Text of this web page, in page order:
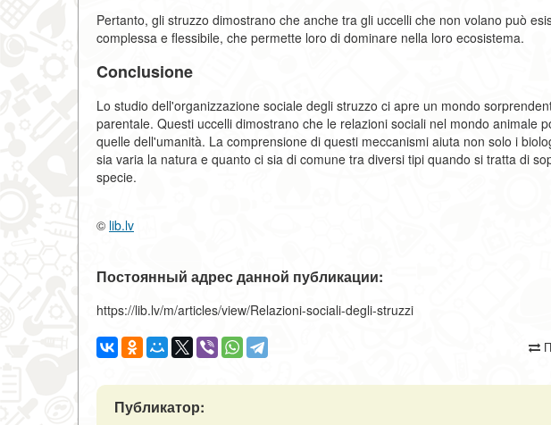
Pertanto, gli struzzo dimostrano che anche tra gli uccelli che non volano può
complessa e flessibile, che permette loro di dominare nella loro ecosistema.
Conclusione
Lo studio dell'organizzazione sociale degli struzzo ci apre un mondo
parentale. Questi uccelli dimostrano che le relazioni sociali nel mondo animale
quelle dell'umanità. La comprensione di questi meccanismi aiuta non solo i
sia varia la natura e quanto ci sia di comune tra diversi tipi quando si tratta di
specie.
© lib.lv
Постоянный адрес данной публикации:
https://lib.lv/m/articles/view/Relazioni-sociali-degli-struzzi
Публикатор: